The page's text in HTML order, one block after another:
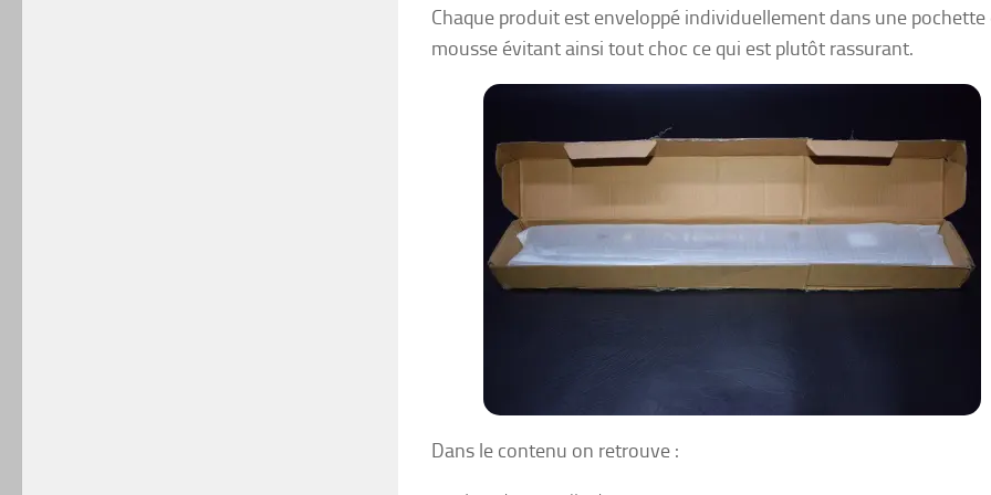
Chaque produit est enveloppé individuellement dans une pochette
mousse évitant ainsi tout choc ce qui est plutôt rassurant.
Dans le contenu on retrouve :